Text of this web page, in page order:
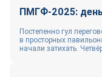
ПМГФ-2025:
Постепенно гул
в просторных
начали затихать.